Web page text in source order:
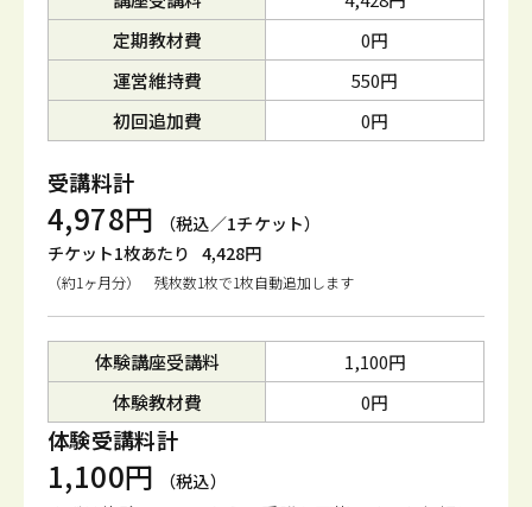
定期教材費
0円
運営維持費
550円
初回追加費
0円
受講料計
4,978円
（税込／1チケット）
チケット1枚あたり 4,428円
（約1ヶ月分） 残枚数1枚で1枚自動追加します
体験講座受講料
1,100円
体験教材費
0円
体験受講料計
1,100円 （税込）